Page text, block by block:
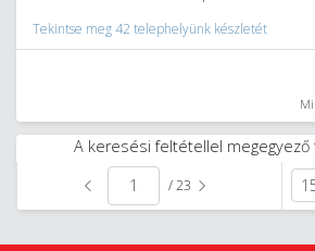
Tekintse meg 42 telephelyünk készletét
A keresési feltétellel
/ 23